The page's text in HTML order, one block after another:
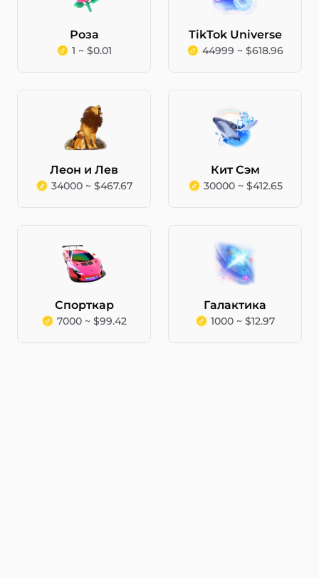
Роза
1 ~ $0.01
TikTok Universe
44999 ~ $618.96
Леон и Лев
34000 ~ $467.67
Кит Сэм
30000 ~ $412.65
Спорткар
7000 ~ $99.42
Галактика
1000 ~ $12.97